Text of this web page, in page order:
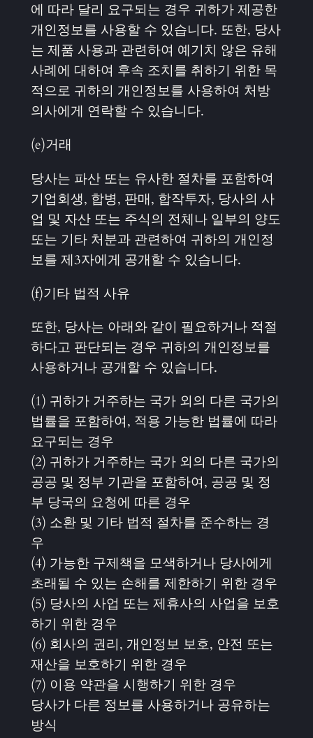
에 따라 달리 요구되는 경우 귀하가 제공한
개인정보를 사용할 수 있습니다. 또한, 당사
는 제품 사용과 관련하여 예기치 않은 유해
사례에 대하여 후속 조치를 취하기 위한 목
적으로 귀하의 개인정보를 사용하여 처방
의사에게 연락할 수 있습니다.
(e)거래
당사는 파산 또는 유사한 절차를 포함하여
기업회생, 합병, 판매, 합작투자, 당사의 사
업 및 자산 또는 주식의 전체나 일부의 양도
또는 기타 처분과 관련하여 귀하의 개인정
보를 제3자에게 공개할 수 있습니다.
(f)기타 법적 사유
또한, 당사는 아래와 같이 필요하거나 적절
하다고 판단되는 경우 귀하의 개인정보를
사용하거나 공개할 수 있습니다.
(1) 귀하가 거주하는 국가 외의 다른 국가의
법률을 포함하여, 적용 가능한 법률에 따라
요구되는 경우
(2) 귀하가 거주하는 국가 외의 다른 국가의
공공 및 정부 기관을 포함하여, 공공 및 정
부 당국의 요청에 따른 경우
(3) 소환 및 기타 법적 절차를 준수하는 경
우
(4) 가능한 구제책을 모색하거나 당사에게
초래될 수 있는 손해를 제한하기 위한 경우
(5) 당사의 사업 또는 제휴사의 사업을 보호
하기 위한 경우
(6) 회사의 권리, 개인정보 보호, 안전 또는
재산을 보호하기 위한 경우
(7) 이용 약관을 시행하기 위한 경우
당사가 다른 정보를 사용하거나 공유하는
방식